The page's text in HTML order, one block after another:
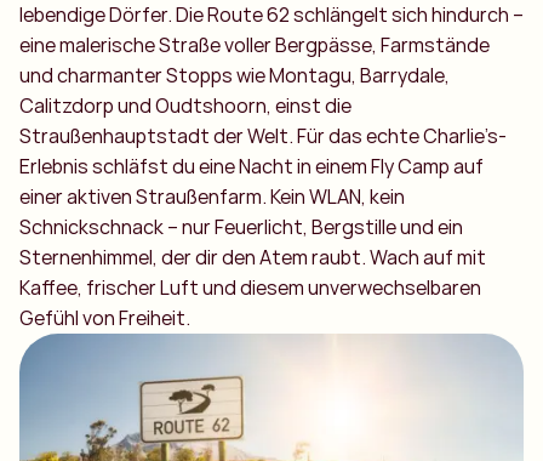
lebendige Dörfer. Die Route 62 schlängelt sich hindurch –
eine malerische Straße voller Bergpässe, Farmstände
und charmanter Stopps wie Montagu, Barrydale,
Calitzdorp und Oudtshoorn, einst die
Straußenhauptstadt der Welt. Für das echte Charlie’s-
Erlebnis schläfst du eine Nacht in einem Fly Camp auf
einer aktiven Straußenfarm. Kein WLAN, kein
Schnickschnack – nur Feuerlicht, Bergstille und ein
Sternenhimmel, der dir den Atem raubt. Wach auf mit
Kaffee, frischer Luft und diesem unverwechselbaren
Gefühl von Freiheit.